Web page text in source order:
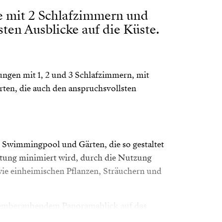
mit 2 Schlafzimmern und
Ausblicke auf die Küste.
mit 1, 2 und 3 Schlafzimmern, mit
die auch den anspruchsvollsten
und Gärten, die so gestaltet
minimiert wird, durch die Nutzung
einheimischen Pflanzen, Sträuchern und
Panoramablick auf das
die höchsten Luxus und